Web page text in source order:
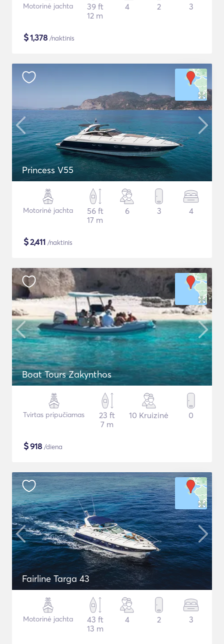
Motorinė jachta
39 ft
12 m
4 2 3
$1,378 /naktinis
Princess V55
Motorinė jachta
56 ft
17 m
6 3 4
$2,411 /naktinis
Boat Tours Zakynthos
Tvirtas pripučiamas
23 ft
7 m
10 Kruizinė 0
$918 /diena
Fairline Targa 43
Motorinė jachta
43 ft
13 m
4 2 3